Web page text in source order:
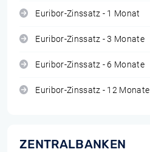
Euribor-Zinssatz - 1 Monat
Euribor-Zinssatz - 3 Monate
Euribor-Zinssatz - 6 Monate
Euribor-Zinssatz - 12 Monate
ZENTRALBANKEN